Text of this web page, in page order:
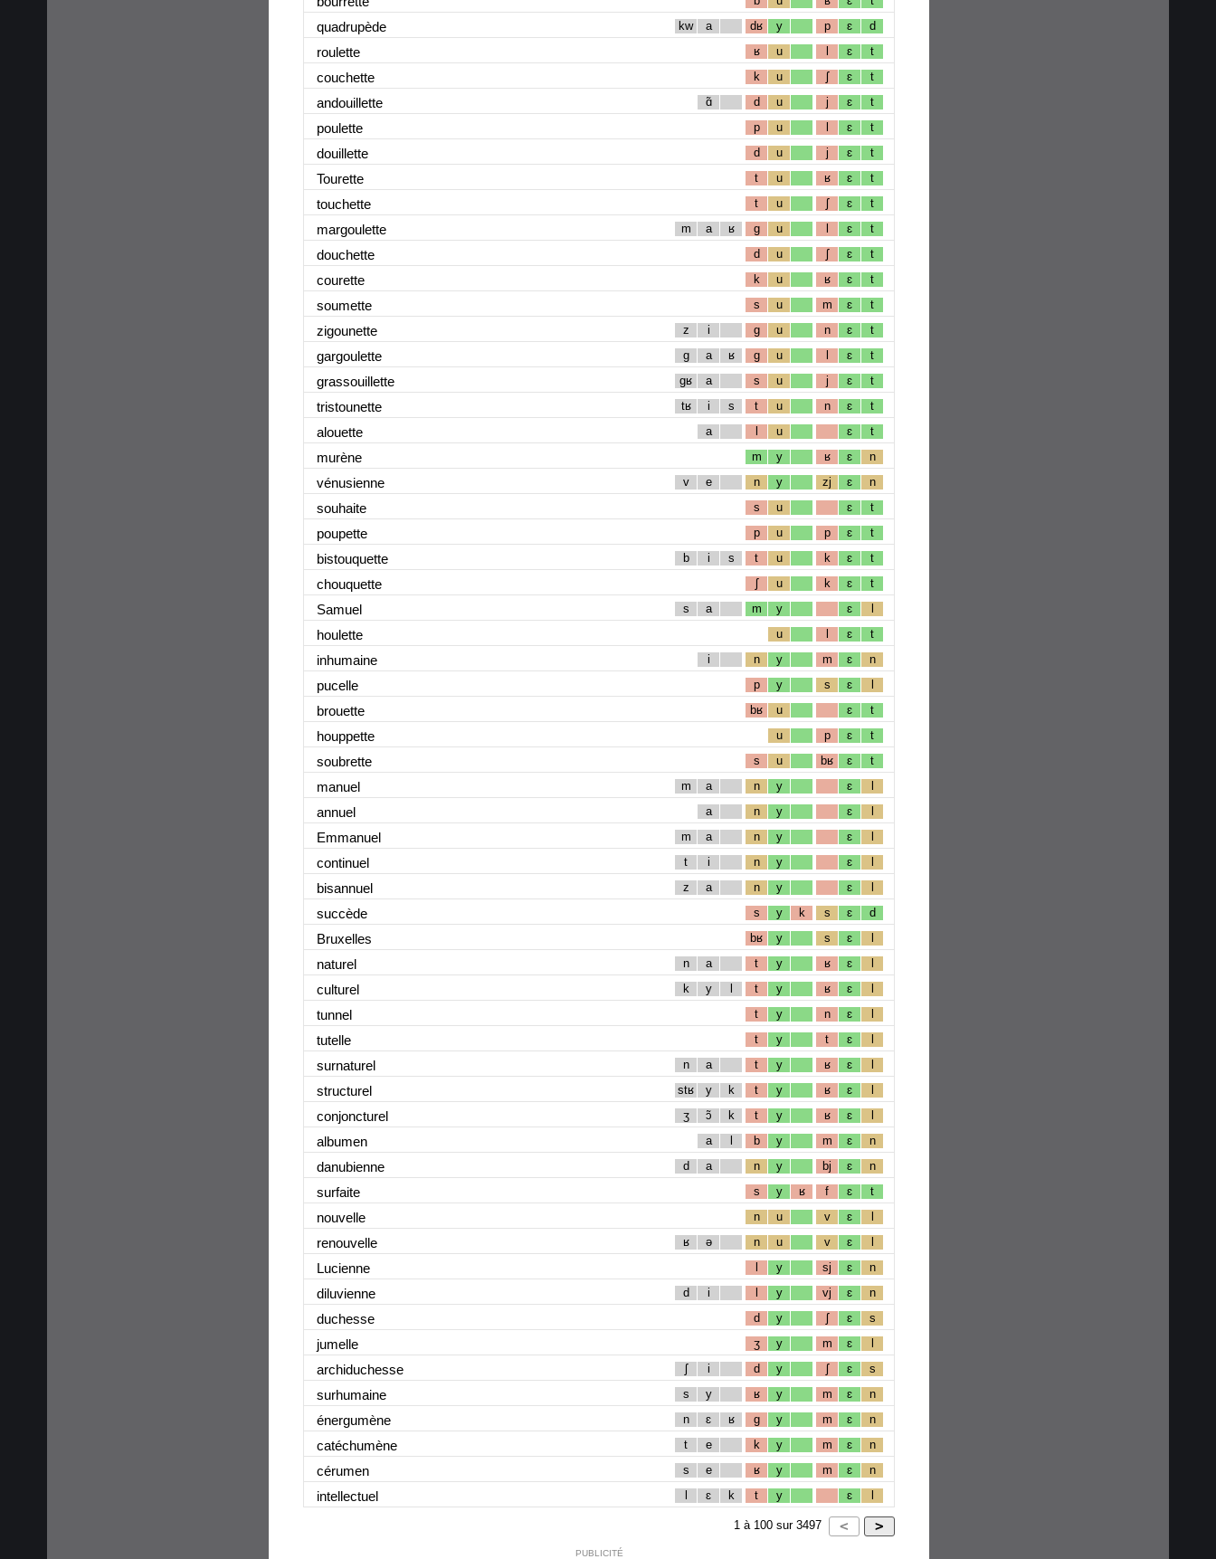
quadrupède kw a dʁ y p ɛ d
roulette ʁ u l ɛ t
couchette k u ʃ ɛ t
andouillette ɑ̃ d u j ɛ t
poulette p u l ɛ t
douillette d u j ɛ t
Tourette t u ʁ ɛ t
touchette t u ʃ ɛ t
margoulette m a ʁ g u l ɛ t
douchette d u ʃ ɛ t
courette k u ʁ ɛ t
soumette s u m ɛ t
zigounette z i g u n ɛ t
gargoulette g a ʁ g u l ɛ t
grassouillette gʁ a s u j ɛ t
tristounette tʁ i s t u n ɛ t
alouette a l u ɛ t
murène m y ʁ ɛ n
vénusienne v e n y zj ɛ n
souhaite s u ɛ t
poupette p u p ɛ t
bistouquette b i s t u k ɛ t
chouquette ʃ u k ɛ t
Samuel s a m y ɛ l
houlette u l ɛ t
inhumaine i n y m ɛ n
pucelle p y s ɛ l
brouette bʁ u ɛ t
houppette u p ɛ t
soubrette s u bʁ ɛ t
manuel m a n y ɛ l
annuel a n y ɛ l
Emmanuel m a n y ɛ l
continuel t i n y ɛ l
bisannuel z a n y ɛ l
succède s y k s ɛ d
Bruxelles bʁ y s ɛ l
naturel n a t y ʁ ɛ l
culturel k y l t y ʁ ɛ l
tunnel t y n ɛ l
tutelle t y t ɛ l
surnaturel n a t y ʁ ɛ l
structurel stʁ y k t y ʁ ɛ l
conjoncturel ʒ ɔ̃ k t y ʁ ɛ l
albumen a l b y m ɛ n
danubienne d a n y bj ɛ n
surfaite s y ʁ f ɛ t
nouvelle n u v ɛ l
renouvelle ʁ ə n u v ɛ l
Lucienne l y sj ɛ n
diluvienne d i l y vj ɛ n
duchesse d y ʃ ɛ s
jumelle ʒ y m ɛ l
archiduchesse ʃ i d y ʃ ɛ s
surhumaine s y ʁ y m ɛ n
énergumène n ɛ ʁ g y m ɛ n
catéchumène t e k y m ɛ n
cérumen s e ʁ y m ɛ n
intellectuel l ɛ k t y ɛ l
1 à 100 sur 3497
PUBLICITÉ